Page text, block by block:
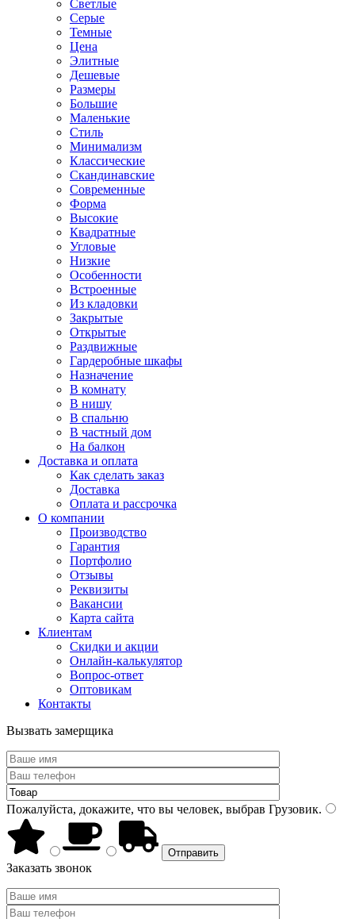
Светлые
Серые
Темные
Цена
Элитные
Дешевые
Размеры
Большие
Маленькие
Стиль
Минимализм
Классические
Скандинавские
Современные
Форма
Высокие
Квадратные
Угловые
Низкие
Особенности
Встроенные
Из кладовки
Закрытые
Открытые
Раздвижные
Гардеробные шкафы
Назначение
В комнату
В нишу
В спальню
В частный дом
На балкон
Доставка и оплата
Как сделать заказ
Доставка
Оплата и рассрочка
О компании
Производство
Гарантия
Портфолио
Отзывы
Реквизиты
Вакансии
Карта сайта
Клиентам
Скидки и акции
Онлайн-калькулятор
Вопрос-ответ
Оптовикам
Контакты
Вызвать замерщика
Пожалуйста, докажите, что вы человек, выбрав Грузовик.
Заказать звонок